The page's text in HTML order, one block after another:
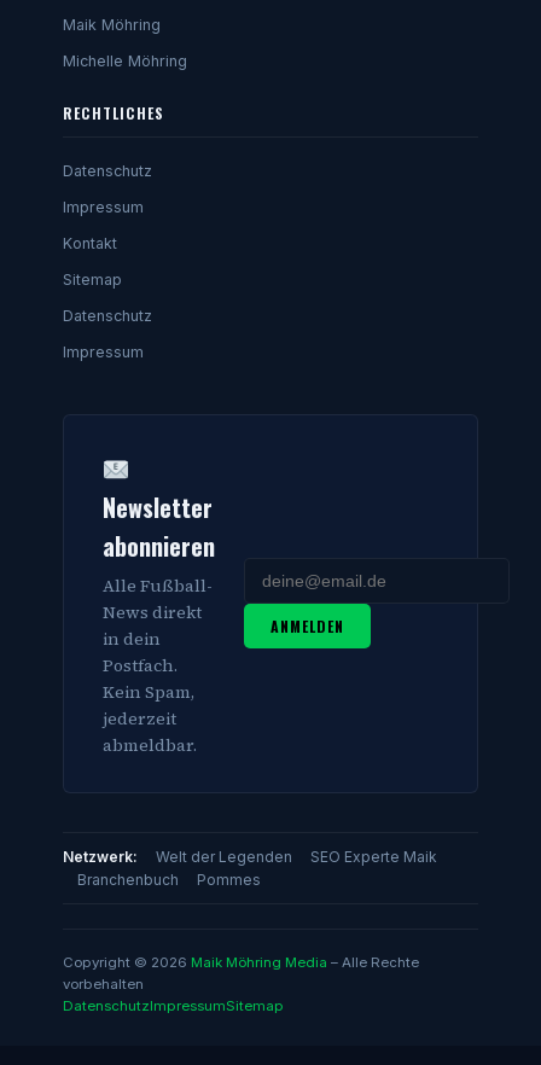
Maik Möhring
Michelle Möhring
RECHTLICHES
Datenschutz
Impressum
Kontakt
Sitemap
Datenschutz
Impressum
Newsletter
abonnieren
Alle Fußball-
News direkt
in dein
Postfach.
Kein Spam,
jederzeit
abmeldbar.
ANMELDEN
Netzwerk: Welt der Legenden
SEO Experte Maik
Branchenbuch
Pommes
Copyright © 2026 Maik Möhring Media – Alle Rechte
vorbehalten
DatenschutzImpressumSitemap